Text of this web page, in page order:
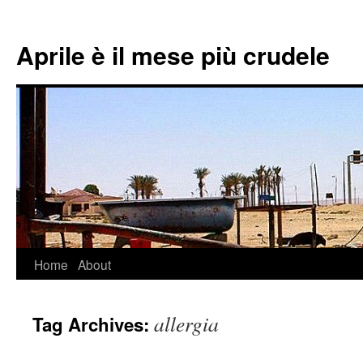
Aprile è il mese più crudele
Skip
content
Home About
Tag Archives: allergia